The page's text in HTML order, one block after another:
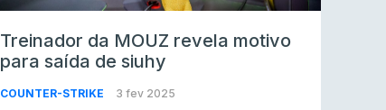
Treinador da MOUZ revela motivo
para saída de siuhy
COUNTER-STRIKE 3 fev 2025